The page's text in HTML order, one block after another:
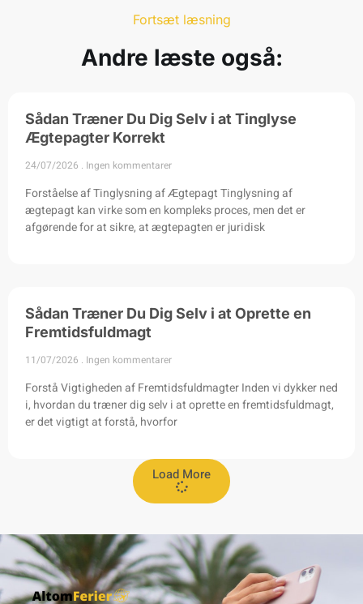
Fortsæt læsning
Andre læste også:
Sådan Træner Du Dig Selv i at Tinglyse
Ægtepagter Korrekt
24/07/2026 Ingen kommentarer
Forståelse af Tinglysning af Ægtepagt Tinglysning af
ægtepagt kan virke som en kompleks proces, men det er
afgørende for at sikre, at ægtepagten er juridisk
Sådan Træner Du Dig Selv i at Oprette en
Fremtidsfuldmagt
11/07/2026 Ingen kommentarer
Forstå Vigtigheden af Fremtidsfuldmagter Inden vi dykker ned
i, hvordan du træner dig selv i at oprette en fremtidsfuldmagt,
er det vigtigt at forstå, hvorfor
Load More